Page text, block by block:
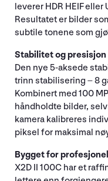
leverer HDR HEIF eller
Resultatet er bilder
subtile tonene som
Stabilitet og
Den nye 5-aksede
trinn stabilisering – 8
Kombinert med 100
håndholdte bilder,
kamera kalibreres
piksel for maksimal
Bygget for
X2D II 100C har et